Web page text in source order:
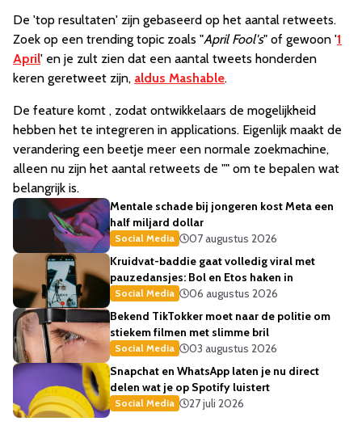
De 'top resultaten' zijn gebaseerd op het aantal retweets.
Zoek op een trending topic zoals "April Fool's" of gewoon '1
April' en je zult zien dat een aantal tweets honderden
keren geretweet zijn, aldus Mashable.
De feature komt , zodat ontwikkelaars de mogelijkheid
hebben het te integreren in applications. Eigenlijk maakt de
verandering een beetje meer een normale zoekmachine,
alleen nu zijn het aantal retweets de "" om te bepalen wat
belangrijk is.
Mentale schade bij jongeren kost Meta een
half miljard dollar
Social Media
07 augustus 2026
Kruidvat-baddie gaat volledig viral met
pauzedansjes: Bol en Etos haken in
Social Media
06 augustus 2026
Bekend TikTokker moet naar de politie om
stiekem filmen met slimme bril
Social Media
03 augustus 2026
Snapchat en WhatsApp laten je nu direct
delen wat je op Spotify luistert
Social Media 27 juli 2026